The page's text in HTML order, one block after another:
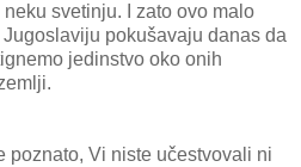
svetinju. I zato ovo malo
pokušavaju danas da
jedinstvo oko onih
poznato, Vi niste učestvovali ni